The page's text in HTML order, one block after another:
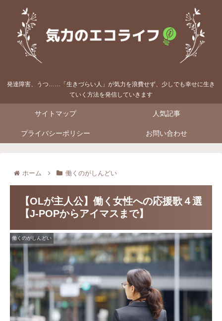
発達障害、うつ……「生きづらい人」が気力を浪費せず、少しでも幸せに生き
ていく方法を発信していきます
サイトマップ 人気記事
プライバシーポリシー お問い合わせ
ホーム 働くのがしんどい
【OLが主人公】働く女性への応援歌４選
【J-POPからアイマスまで】
働くのがしんどい